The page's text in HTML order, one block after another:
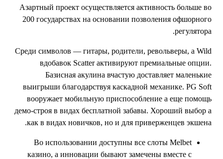
Азартный проект осуществляется активность больше
200 государствах на основании позволения
Среди символов — гитары, родители, револьверы, а
вдобавок Scatter активируют премиальные
Базисная акулина вчастую доставляет
выигрыши благодарствуя каскадной механике. PG
вооружает мобильную приспособление а еще
демо-строя в видах бесплатной забавы. Хороший выбор
как в видах новичков, но и для приверженцев
Во использовании доступны все слоты Melbet
казино, а инновации бывают замечены вместе с